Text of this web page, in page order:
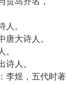
。
大诗人。
人。
煜，五代时著